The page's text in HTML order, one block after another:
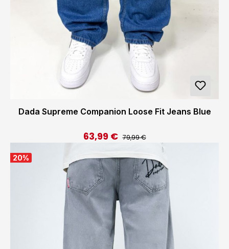
Dada Supreme Companion Loose Fit Jeans Blue
Verkaufspreis:
63,99 € Regulärer Preis:
79,99 €
20%